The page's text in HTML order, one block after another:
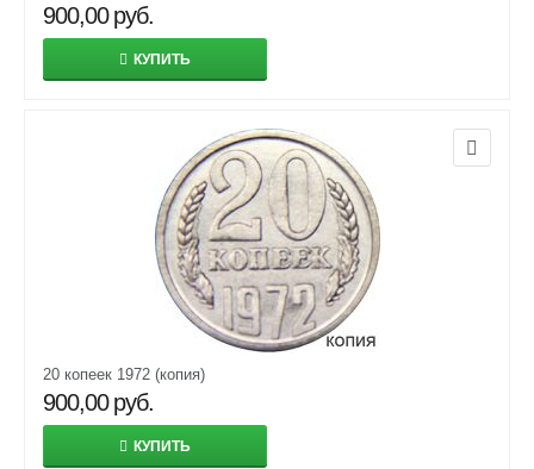
900,00 руб.
КУПИТЬ
20 копеек 1972 (копия)
900,00 руб.
КУПИТЬ